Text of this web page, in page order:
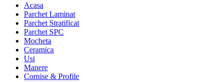
Acasa
Parchet Laminat
Parchet Stratificat
Parchet SPC
Mocheta
Ceramica
Usi
Manere
Cornise & Profile